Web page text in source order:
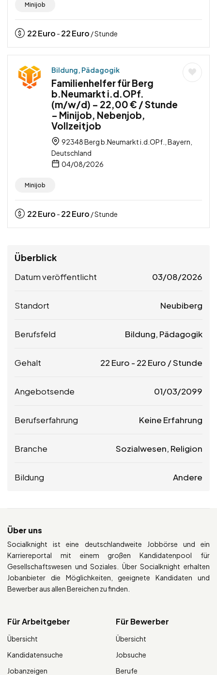
Minijob
22Euro - 22Euro / Stunde
Bildung, Pädagogik
Familienhelfer für Berg
b.Neumarkt i.d.OPf.
(m/w/d) – 22,00 € / Stunde
– Minijob, Nebenjob,
Vollzeitjob
92348 Berg b.Neumarkt i.d.OPf., Bayern,
Deutschland
04/08/2026
Minijob
22Euro - 22Euro / Stunde
Überblick
Datum veröffentlicht 03/08/2026
Standort Neubiberg
Berufsfeld Bildung, Pädagogik
Gehalt 22 Euro - 22 Euro / Stunde
Angebotsende 01/03/2099
Berufserfahrung Keine Erfahrung
Branche Sozialwesen, Religion
Bildung Andere
Über uns
Socialknight ist eine deutschlandweite Jobbörse und ein
Karriereportal mit einem großen Kandidatenpool für
Gesellschaftswesen und Soziales. Über Socialknight erhalten
Jobanbieter die Möglichkeiten, geeignete Kandidaten und
Bewerber aus allen Bereichen zu finden.
Für Arbeitgeber
Übersicht
Kandidatensuche
Jobanzeigen
Für Bewerber
Übersicht
Jobsuche
Berufe